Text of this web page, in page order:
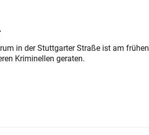
in der Stuttgarter Straße ist am frühen
Kriminellen geraten.